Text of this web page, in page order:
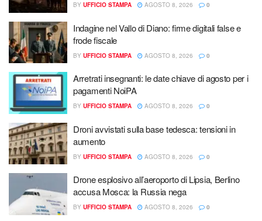
BY UFFICIO STAMPA AGOSTO 8, 2026 0
Indagine nel Vallo di Diano: firme digitali false e
frode fiscale
BY UFFICIO STAMPA AGOSTO 8, 2026 0
Arretrati insegnanti: le date chiave di agosto per i
pagamenti NoiPA
BY UFFICIO STAMPA AGOSTO 8, 2026 0
Droni avvistati sulla base tedesca: tensioni in
aumento
BY UFFICIO STAMPA AGOSTO 8, 2026 0
Drone esplosivo all’aeroporto di Lipsia, Berlino
accusa Mosca: la Russia nega
BY UFFICIO STAMPA AGOSTO 8, 2026 0